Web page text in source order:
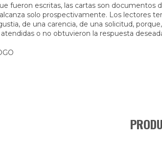
fueron escritas, las cartas son documentos
solo prospectivamente. Los lectores
de una carencia, de una solicitud,
o no obtuvieron la respuesta